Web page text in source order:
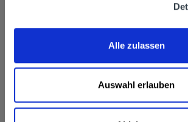
Alle zulassen
Auswahl erlauben
Nährwertangaben
Brennwert
24 kcal /
0,5 g
davon gesättigte Fettsäuren
0,1 g